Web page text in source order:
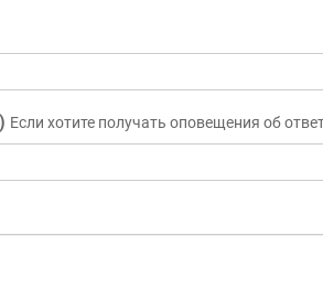
Если хотите получать оповещения об